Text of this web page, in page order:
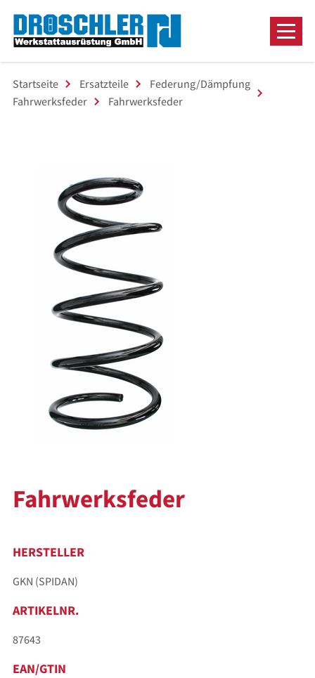
Startseite Ersatzteile
Federung/Dämpfung
Fahrwerksfeder
Fahrwerksfeder
Fahrwerksfeder
HERSTELLER
GKN (SPIDAN)
ARTIKELNR.
87643
EAN/GTIN